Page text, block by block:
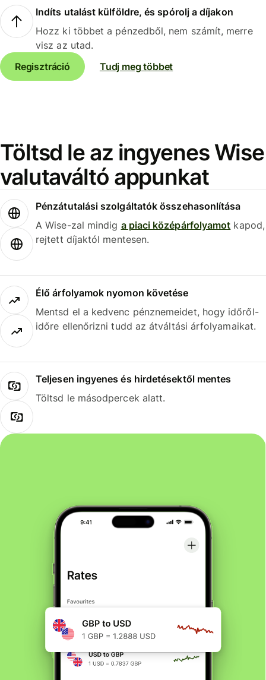
Indíts utalást külföldre, és spórolj a díjakon
Hozz ki többet a pénzedből, nem számít, merre
visz az utad.
Regisztráció
Tudj meg többet
Töltsd le az ingyenes Wise
valutaváltó appunkat
Pénzátutalási szolgáltatók összehasonlítása
A Wise-zal mindig a piaci középárfolyamot kapod,
rejtett díjaktól mentesen.
Élő árfolyamok nyomon követése
Mentsd el a kedvenc pénznemeidet, hogy időről-
időre ellenőrizni tudd az átváltási árfolyamaikat.
Teljesen ingyenes és hirdetésektől mentes
Töltsd le másodpercek alatt.